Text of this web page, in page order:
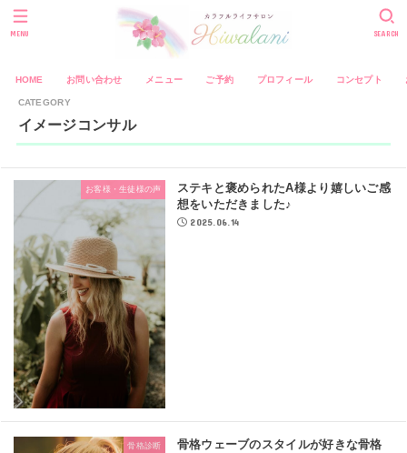
HOME お問い合わせ メニュー ご予約 プロフィール コンセプト
SEARCH
MENU
イメージコンサル
お客様・生徒様の声
ステキと褒められたA様より嬉しいご感
想をいただきました♪
2025.06.14
骨格診断
骨格ウェーブのスタイルが好きな骨格